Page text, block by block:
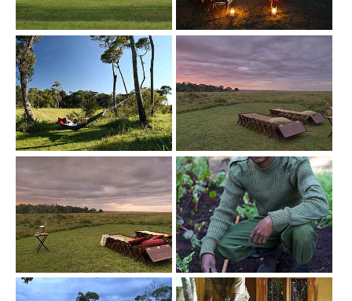
Show larger version Show larger version
Show larger version
Show larger version Show larger version